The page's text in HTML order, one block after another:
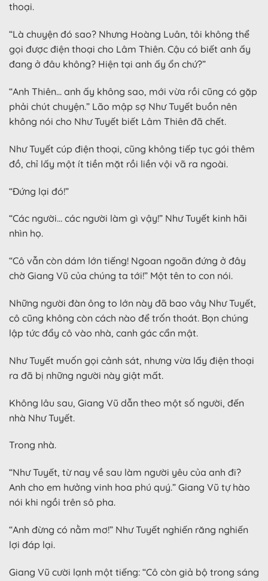
thoại.
“Là chuyện đó sao? Nhưng Hoàng Luân, tôi không thể
gọi được điện thoại cho Lâm Thiên. Cậu có biết anh ấy
đang ở đâu không? Hiện tại anh ấy ổn chứ?”
“Anh Thiên… anh ấy không sao, mới vừa rồi cũng có gặp
phải chút chuyện.” Lão mập sợ Như Tuyết buồn nên
không nói cho Như Tuyết biết Lâm Thiên đã chết.
Như Tuyết cúp điện thoại, cũng không tiếp tục gói thêm
đồ, chỉ lấy một ít tiền mặt rồi liền vội vã ra ngoài.
“Đứng lại đó!”
“Các người… các người làm gì vậy!” Như Tuyết kinh hãi
nhìn họ.
“Cô vẫn còn dám lớn tiếng! Ngoan ngoãn đứng ở đây
chờ Giang Vũ của chúng ta tới!” Một tên to con nói.
Những người đàn ông to lớn này đã bao vây Như Tuyết,
cô cũng không còn cách nào để trốn thoát. Bọn chúng
lập tức đẩy cô vào nhà, canh gác cẩn mật.
Như Tuyết muốn gọi cảnh sát, nhưng vừa lấy điện thoại
ra đã bị những người này giật mất.
Không lâu sau, Giang Vũ dẫn theo một số người, đến
nhà Như Tuyết.
Trong nhà.
“Như Tuyết, từ nay về sau làm người yêu của anh đi?
Anh cho em hưởng vinh hoa phú quý.” Giang Vũ tự hào
nói khi ngồi trên sô pha.
“Anh đừng có nằm mơ!” Như Tuyết nghiến răng nghiến
lợi đáp lại.
Giang Vũ cười lạnh một tiếng: “Cô còn giả bộ trong sáng